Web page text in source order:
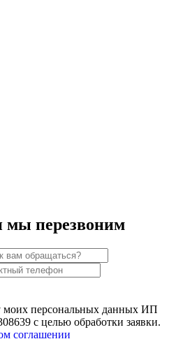
мы перезвоним
моих персональных данных ИП
с целью обработки заявки.
соглашении